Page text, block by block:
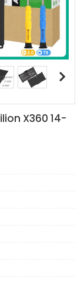
X360 14-